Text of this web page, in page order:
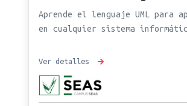
Aprende el lenguaje UML para
en cualquier sistema
Ver detalles